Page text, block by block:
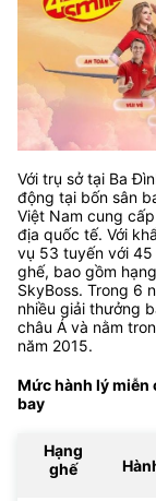
Với trụ sở tại Ba
động tại bốn sân
Việt Nam cung
địa quốc tế. Với
vụ 53 tuyến với 45
ghế, bao gồm
SkyBoss. Trong 6
nhiều giải thưởng
châu Á và nằm
năm 2015.
Mức hành lý miễn
bay
Hạng
ghế